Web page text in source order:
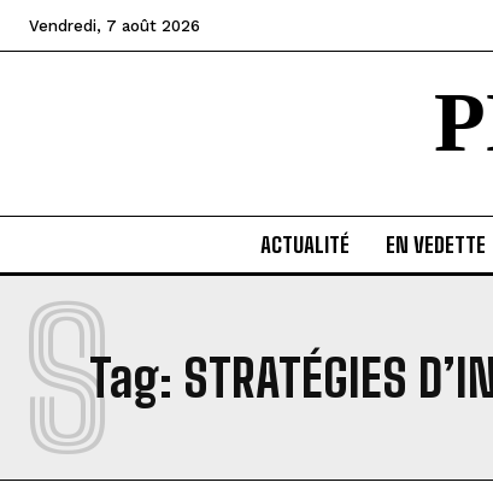
Vendredi, 7 août 2026
ACTUALITÉ EN VEDETTE
Tag: STRATÉGIES
S